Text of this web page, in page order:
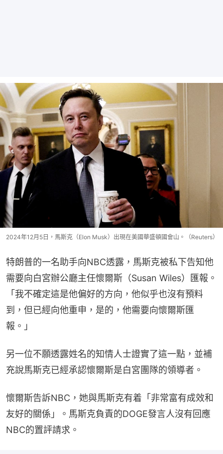
2024年12月5日，馬斯克（Elon Musk）出現在美國華盛頓國會山。（Reuters）
特朗普的一名助手向NBC透露，馬斯克被私下告知他
需要向白宮辦公廳主任懷爾斯（Susan Wiles）匯報。
「我不確定這是他偏好的方向，他似乎也沒有預料
到，但已經向他重申，是的，他需要向懷爾斯匯
報。」
另一位不願透露姓名的知情人士證實了這一點，並補
充說馬斯克已經承認懷爾斯是白宮團隊的領導者。
懷爾斯告訴NBC，她與馬斯克有着「非常富有成效和
友好的關係」。馬斯克負責的DOGE發言人沒有回應
NBC的置評請求。